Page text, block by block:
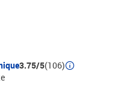
présente un toucher doux
toucher.Tête de lit pratique
vos préférences. La tête
dos lorsque vous êtes
la télévision.Bande LED
avec des lumières
: le ressort ensaché
haute qualité tout en
3.75/5(106)